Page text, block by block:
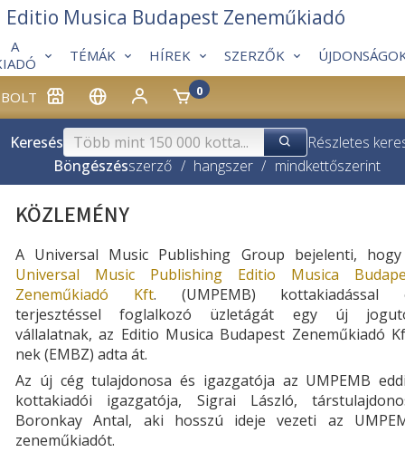
BOLT 0
A
TÉMÁK HÍREK SZERZŐK
Editio Musica Budapest Zeneműkiadó
Keresés
Részletes
Böngészésszerző / hangszer / mindkettőszerint
KÖZLEMÉNY
A Universal Music Publishing Group bejelenti,
Universal Music Publishing Editio Musica
Zeneműkiadó Kft. (UMPEMB) kottakiadással
terjesztéssel foglalkozó üzletágát egy új
vállalatnak, az Editio Musica Budapest Zeneműkiadó
nek (EMBZ) adta át.
Az új cég tulajdonosa és igazgatója az UMPEMB
kottakiadói igazgatója, Sigrai László,
Boronkay Antal, aki hosszú ideje vezeti az
zeneműkiadót.